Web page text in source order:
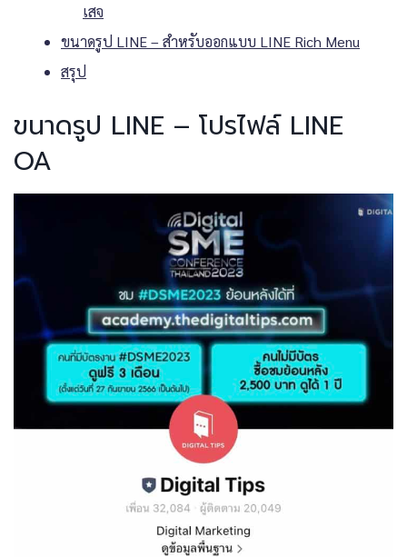
เสจ
ขนาดรูป LINE – สำหรับออกแบบ LINE Rich Menu
สรุป
ขนาดรูป LINE – โปรไฟล์ LINE
OA